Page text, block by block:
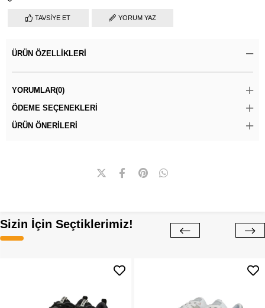
TAVSIYE ET YORUM YAZ
ÜRÜN ÖZELLIKLERI
YORUMLAR(0)
ÖDEME SEÇENEKLERI
ÜRÜN ÖNERILERI
Sizin İçin Seçtiklerimiz!